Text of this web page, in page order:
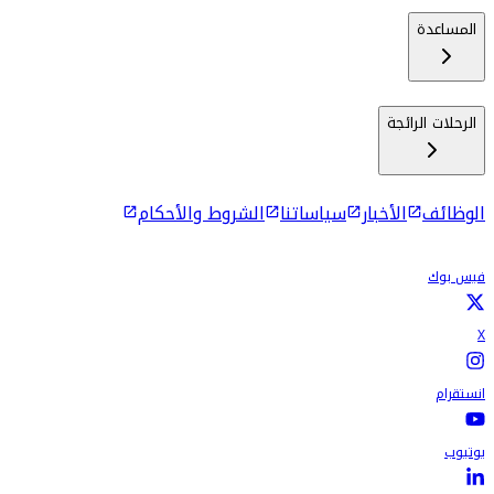
المساعدة
الرحلات الرائجة
الوظائف الأخبار سياساتنا الشروط والأحكام
فيس بوك
X
انستقرام
يوتيوب